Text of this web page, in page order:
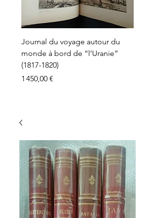
Journal du voyage autour du
monde à bord de “l’Uranie”
(1817-1820)
Prix
1 450,00 €